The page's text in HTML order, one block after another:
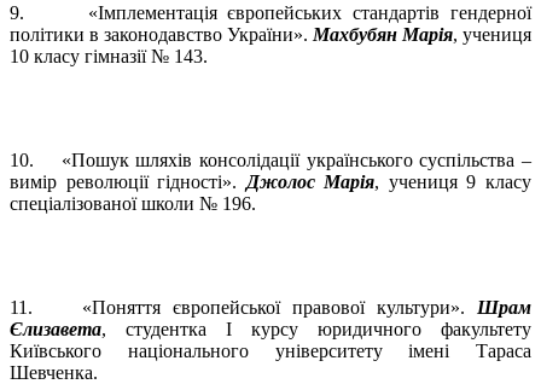
9. «Імплементація європейських стандартів гендерної
політики в законодавство України». Махбубян Марія, учениця
10 класу гімназії № 143.
10. «Пошук шляхів консолідації українського суспільства –
вимір революції гідності». Джолос Марія, учениця 9 класу
спеціалізованої школи № 196.
11. «Поняття європейської правової культури». Шрам
Єлизавета, студентка І курсу юридичного факультету
Київського національного університету імені Тараса
Шевченка.